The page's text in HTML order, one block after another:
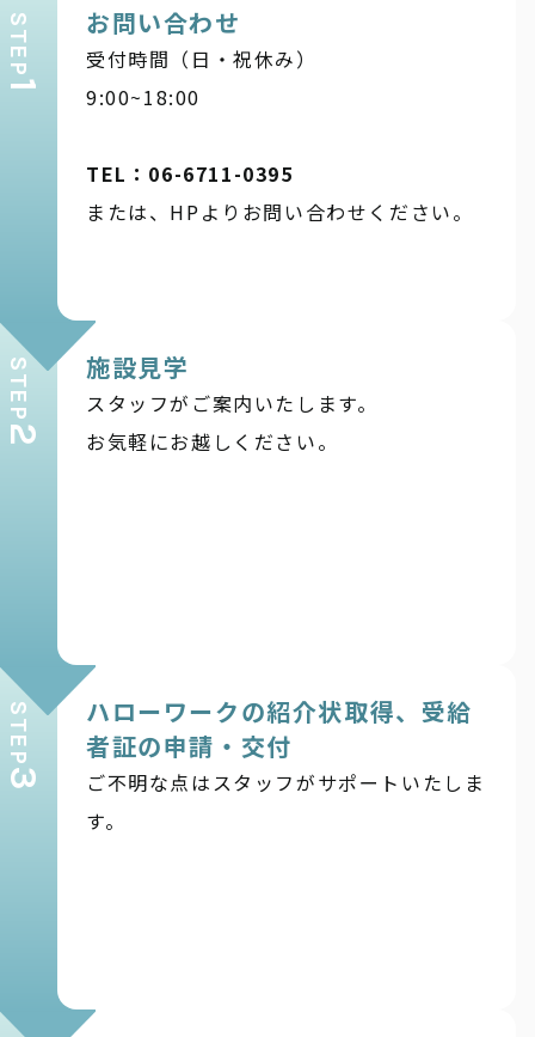
STEP
1
お問い合わせ
受付時間（日・祝休み）
9:00~18:00
TEL：06-6711-0395
または、HPよりお問い合わせください。
STEP
2
施設見学
スタッフがご案内いたします。
お気軽にお越しください。
STEP
3
ハローワークの紹介状取得、受給
者証の申請・交付
ご不明な点はスタッフがサポートいたしま
す。